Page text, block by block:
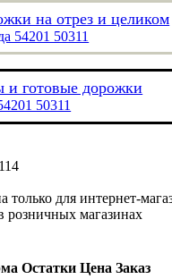
на отрез и целиком
54201 50311
и готовые дорожки
50311
только для интернет-
розничных магазинах
Остатки Цена Заказ